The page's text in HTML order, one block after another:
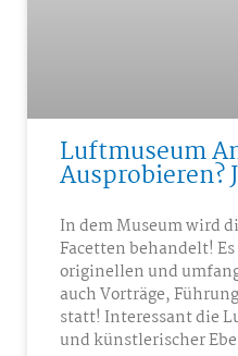
Luftmuseum
Ausprobieren?
In dem Museum wird
Facetten behandelt!
originellen und
auch Vorträge,
statt! Interessant die
und künstlerischer